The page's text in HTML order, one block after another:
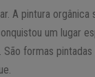
A pintura orgânica
um lugar
formas